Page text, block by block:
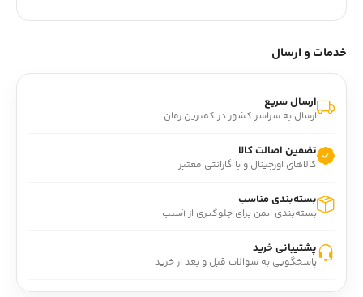
خدمات و ارسال
ارسال سریع
ارسال به سراسر کشور در کمترین زمان
تضمین اصالت کالا
کالاهای اورجینال و با گارانتی معتبر
بسته‌بندی مناسب
بسته‌بندی ایمن برای جلوگیری از آسیب
پشتیبانی خرید
پاسخگویی به سوالات قبل و بعد از خرید